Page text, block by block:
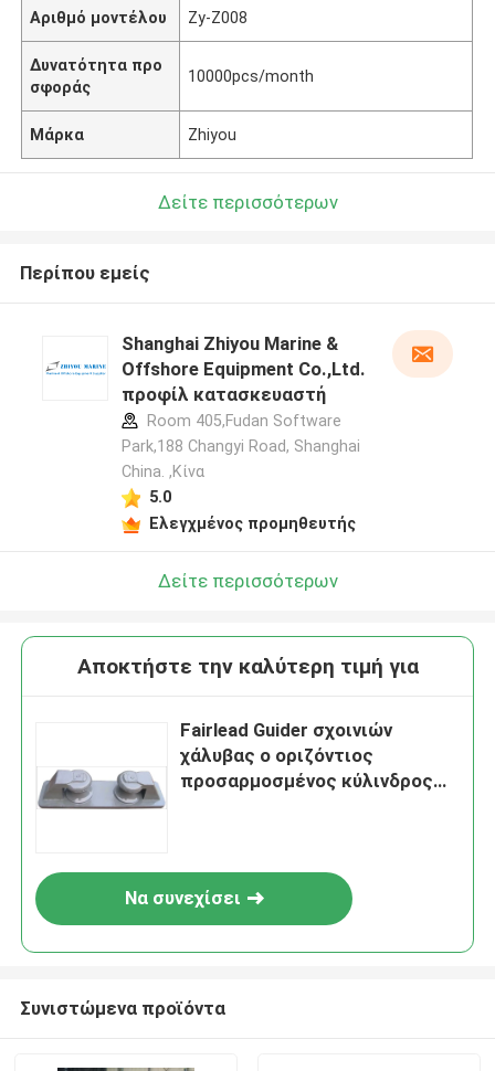
Αριθμό μοντέλου Zy-Z008
Δυνατότητα προ
σφοράς
10000pcs/month
Μάρκα Zhiyou
Δείτε περισσότερων
Περίπου εμείς
Shanghai Zhiyou Marine &
Offshore Equipment Co.,Ltd.
προφίλ κατασκευαστή
Room 405,Fudan Software
Park,188 Changyi Road, Shanghai
China. ,Κίνα
5.0
Ελεγχμένος προμηθευτής
Δείτε περισσότερων
Αποκτήστε την καλύτερη τιμή για
Fairlead Guider σχοινιών
χάλυβας ο οριζόντιος
προσαρμοσμένος κύλινδρος
Να συνεχίσει
Συνιστώμενα προϊόντα